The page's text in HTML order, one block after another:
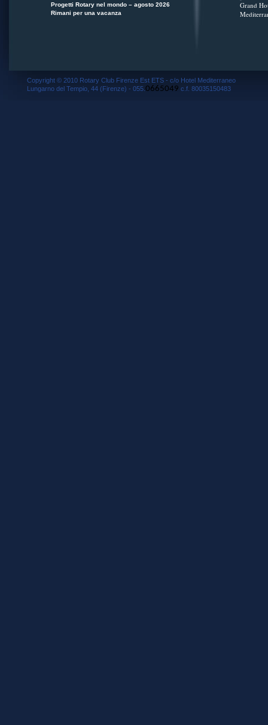
Progetti Rotary nel mondo – agosto 2026
Rimani per una vacanza
Grand
Copyright © 2010 Rotary Club Firenze Est ETS - c/o Hotel Mediterraneo
Lungarno del Tempio, 44 (Firenze) - 055. 0665049 c.f. 80035150483